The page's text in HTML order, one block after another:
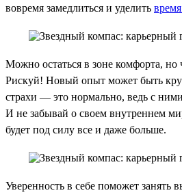
вовремя замедлиться и уделить
Можно остаться в зоне комфорта, но
Рискуй! Новый опыт может быть
страхи — это нормально, ведь с ними
И не забывай о своем внутреннем
будет под силу все и даже больше.
Уверенность в себе поможет занять